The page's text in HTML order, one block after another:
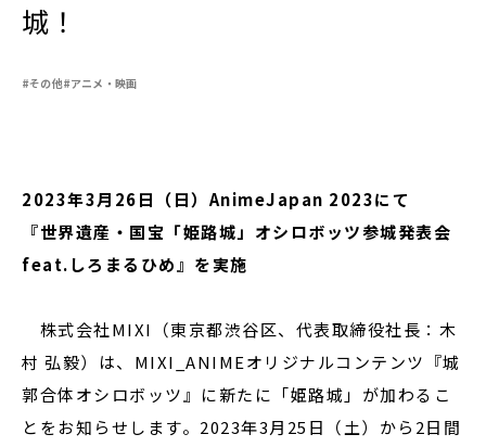
城！
#その他#アニメ・映画
2023年3月26日（日）AnimeJapan 2023にて
『世界遺産・国宝「姫路城」オシロボッツ参城発表会
feat.しろまるひめ』を実施
株式会社MIXI（東京都渋谷区、代表取締役社長：木
村 弘毅）は、MIXI_ANIMEオリジナルコンテンツ『城
郭合体オシロボッツ』に新たに「姫路城」が加わるこ
とをお知らせします。2023年3月25日（土）から2日間